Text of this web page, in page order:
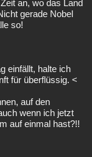
an, wo das Land
gerade Nobel
so!
einfällt, halte ich
für überflüssig. <
auf den
wenn ich jetzt
auf einmal hast?!!